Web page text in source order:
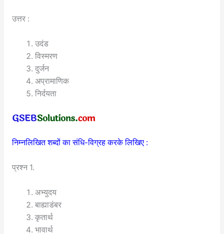
उत्तर :
उदंड
विस्मरण
दुर्जन
अप्रामाणिक
निर्दयता
निम्नलिखित शब्दों का संधि-विग्रह करके लिखिए :
प्रश्न 1.
अभ्युदय
बाह्याडंबर
कृतार्थ
भावार्थ